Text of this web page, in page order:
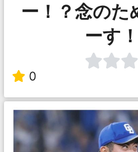
ー！？念のた
ーす！
0